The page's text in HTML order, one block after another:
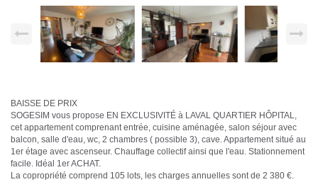
BAISSE DE PRIX
SOGESIM vous propose EN EXCLUSIVITÉ à LAVAL QUARTIER HÔPITAL,
cet appartement comprenant entrée, cuisine aménagée, salon séjour avec
balcon, salle d'eau, wc, 2 chambres ( possible 3), cave. Appartement situé au
1er étage avec ascenseur. Chauffage collectif ainsi que l'eau. Stationnement
facile. Idéal 1er ACHAT.
La copropriété comprend 105 lots, les charges annuelles sont de 2 380 €.